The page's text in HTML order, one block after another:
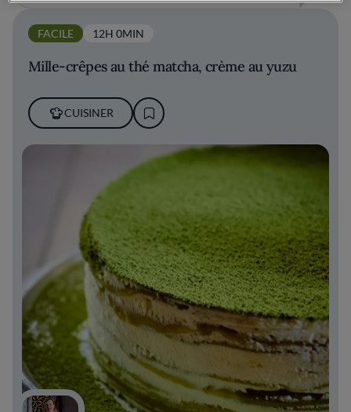
FACILE 12H 0MIN
Mille-crêpes au thé matcha, crème au yuzu
CUISINER